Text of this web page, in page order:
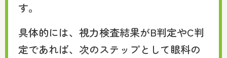
す。
具体的には、視力検査結果がB判定やC判
定であれば、次のステップとして眼科の